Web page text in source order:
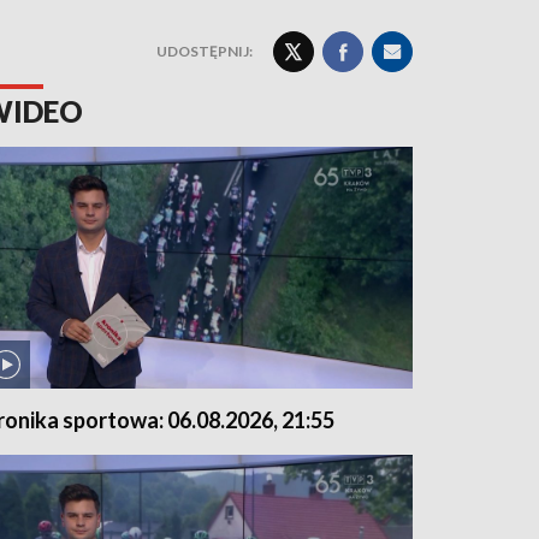
UDOSTĘPNIJ:
sportowa: 06.08.2026, 21:55